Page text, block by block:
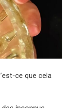
ce que cela